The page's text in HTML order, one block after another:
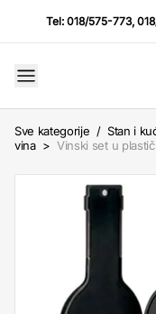
Tel:018/575-773,
Sve kategorije / Stan i
vina >Vinski set u